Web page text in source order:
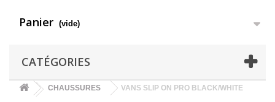
Panier (vide)
CATÉGORIES
CHAUSSURES VANS SLIP ON PRO BLACK/WHITE